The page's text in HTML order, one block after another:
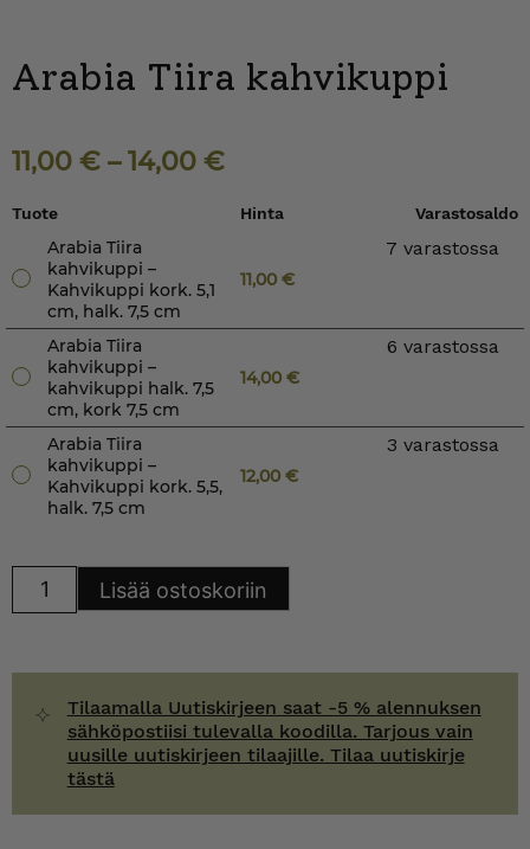
Arabia Tiira kahvikuppi
11,00 € –14,00 €
Tuote Hinta Varastosaldo
Arabia Tiira
kahvikuppi –
Kahvikuppi kork. 5,1
cm, halk. 7,5 cm
11,00€
7 varastossa
Arabia Tiira
kahvikuppi –
kahvikuppi halk. 7,5
cm, kork 7,5 cm
14,00€
6 varastossa
Arabia Tiira
kahvikuppi –
Kahvikuppi kork. 5,5,
halk. 7,5 cm
12,00€
3 varastossa
Lisää ostoskoriin
Tilaamalla Uutiskirjeen saat -5 % alennuksen
sähköpostiisi tulevalla koodilla. Tarjous vain
uusille uutiskirjeen tilaajille. Tilaa uutiskirje
tästä